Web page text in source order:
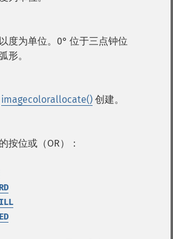
度为单位。0° 位于三点钟位
形。
imagecolorallocate() 创建。
按位或（OR）：